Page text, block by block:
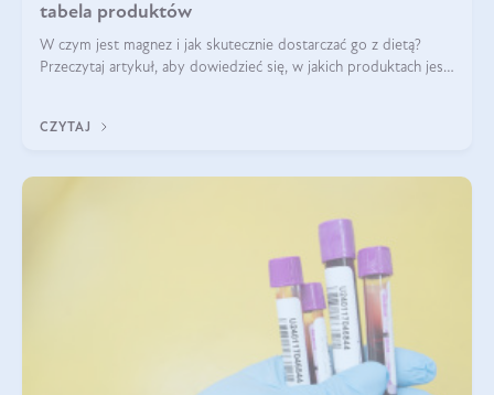
tabela produktów
W czym jest magnez i jak skutecznie dostarczać go z dietą?
Przeczytaj artykuł, aby dowiedzieć się, w jakich produktach jest
CZYTAJ